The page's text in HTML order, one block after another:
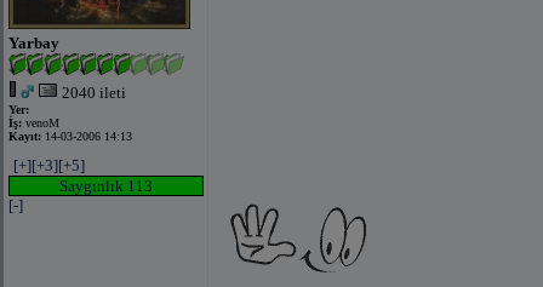
Yarbay
2040 ileti
Yer:
İş: venoM
Kayıt: 14-03-2006 14:13
[+][+3][+5]
Saygınlık 113
[-]